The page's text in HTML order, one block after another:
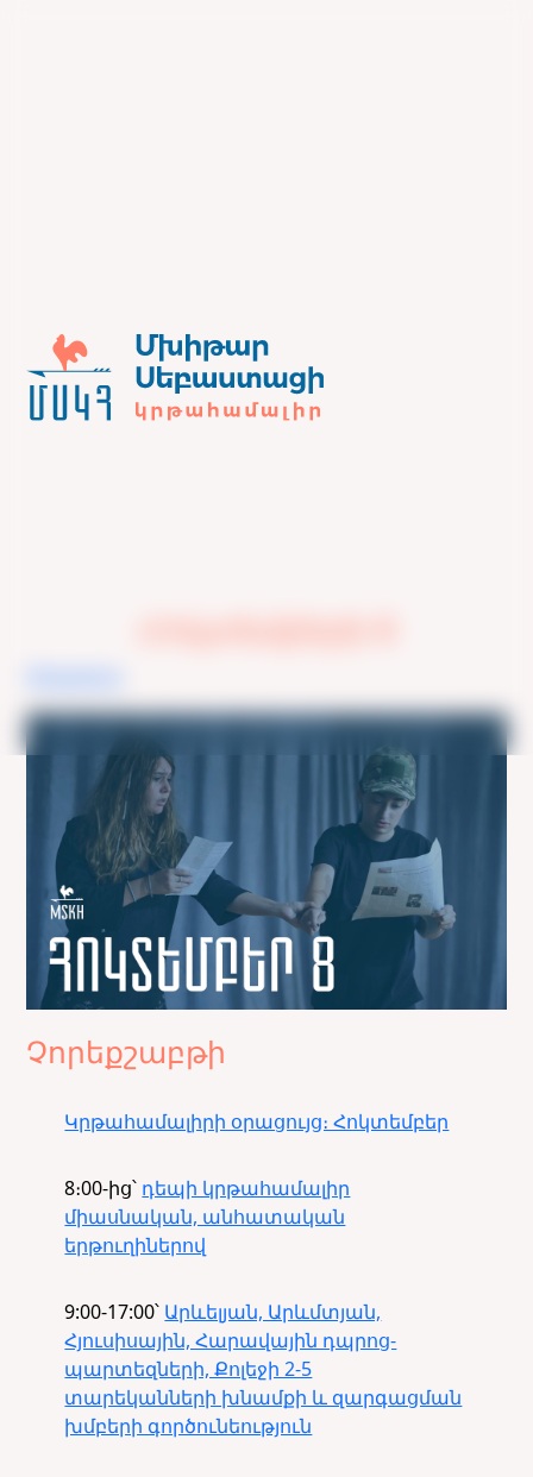
Չորեքշաբթի
Կրթահամալիրի օրացույց։ Հոկտեմբեր
8։00-ից՝ դեպի կրթահամալիր
միասնական, անհատական
երթուղիներով
9:00-17:00՝ Արևելյան, Արևմտյան,
Հյուսիսային, Հարավային դպրոց-
պարտեզների, Քոլեջի 2-5
տարեկանների խնամքի և զարգացման
խմբերի գործունեություն